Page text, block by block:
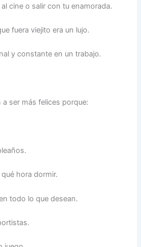
cine o salir con tu enamorada.
fuera viejito era un lujo.
y constante en un trabajo.
ser más felices porque:
hora dormir.
todo lo que desean.